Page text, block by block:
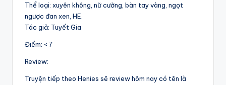
Thể loại: xuyên không, nữ cường, bàn tay vàng, ngọt
ngược đan xen, HE.
Tác giả: Tuyết Gia
Điểm: < 7
Review:
Truyện tiếp theo Henies sẽ review hôm nay có tên là